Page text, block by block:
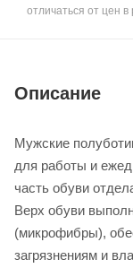
отличаться от цен
Описание
Мужские
для работы и
часть обуви
Верх обуви
(микрофибры),
загрязнениям и